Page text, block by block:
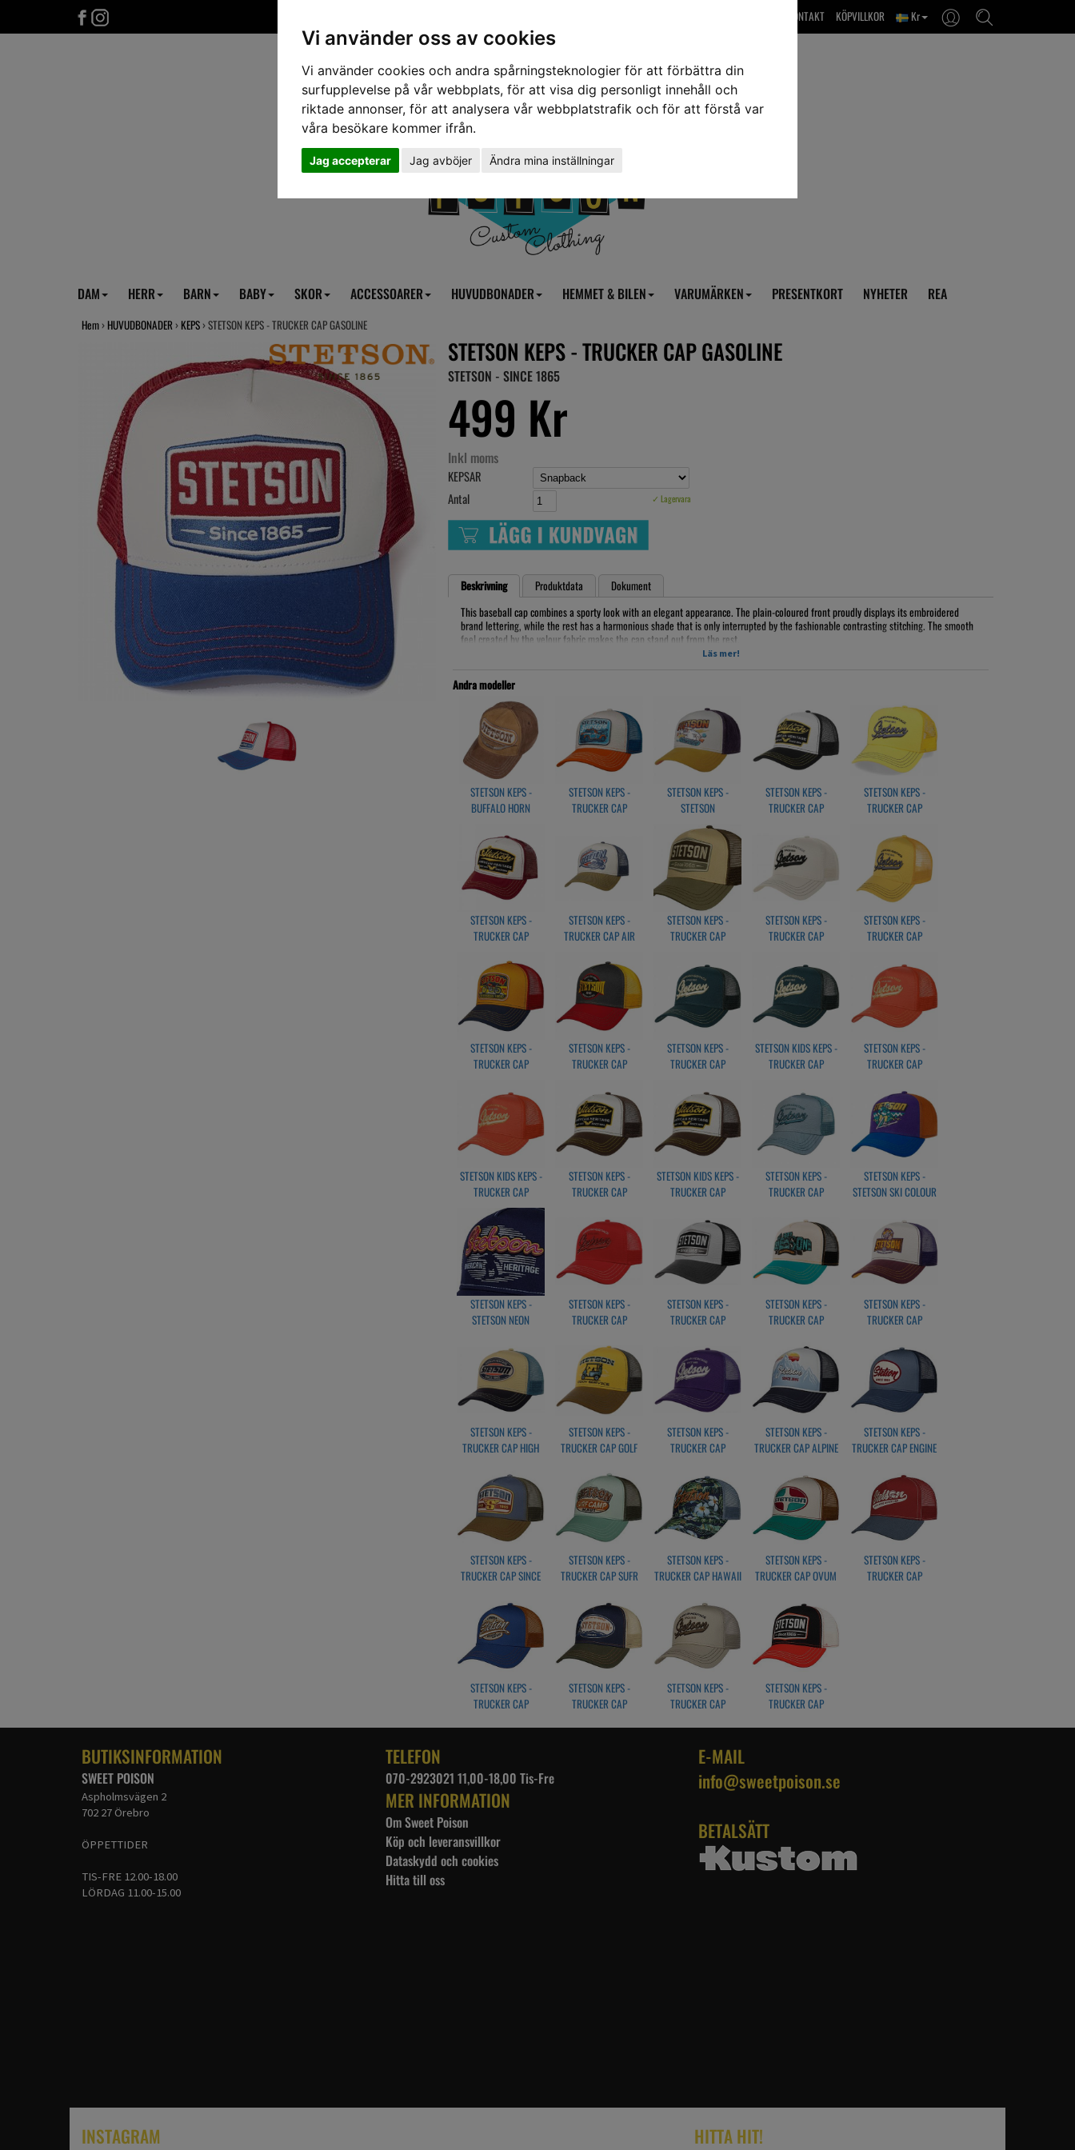
Vi använder oss av cookies
Vi använder cookies och andra spårningsteknologier för att förbättra din
surfupplevelse på vår webbplats, för att visa dig personligt innehåll och
riktade annonser, för att analysera vår webbplatstrafik och för att förstå var
våra besökare kommer ifrån.
Jag accepterar Jag avböjer Ändra mina inställningar
Kr
KÖPVILLKOR
OM OSS & KONTAKT
DAM HERR BARN BABY SKOR ACCESSOARER HUVUDBONADER HEMMET & BILEN VARUMÄRKEN PRESENTKORT NYHETER REA
Hem › HUVUDBONADER › KEPS › STETSON KEPS - TRUCKER CAP GASOLINE
STETSON KEPS - TRUCKER CAP GASOLINE
STETSON - SINCE 1865
499 Kr
Inkl moms
KEPSAR
Antal
✓ Lagervara
Beskrivning Produktdata
Dokument
This baseball cap combines a sporty look with an elegant appearance. The plain-coloured front proudly displays its embroidered
brand lettering, while the rest has a harmonious shade that is only interrupted by the fashionable contrasting stitching. The smooth
feel created by the velour fabric makes the cap stand out from the rest.
One size (approx. 56-59 cm)
Adjustable size
Material: 100% polyester
Length of visor: 7 cm
Height of crown: approx. 9 cm
Artikelnr: STKTG10
Läs mer!
Andra modeller
STETSON KEPS -
BUFFALO HORN
STETSON KEPS -
TRUCKER CAP
STETSON KEPS -
STETSON
SNOWBOARD
STETSON KEPS -
TRUCKER CAP
BLACK
STETSON KEPS -
TRUCKER CAP
CLASSIC GUL
STETSON KEPS -
TRUCKER CAP
RÖD
STETSON KEPS -
TRUCKER CAP AIR
STETSON KEPS -
TRUCKER CAP
STETSON KEPS -
TRUCKER CAP
CLASSIC VIT
STETSON KEPS -
TRUCKER CAP
CLASSIC ORANGE
STETSON KEPS -
TRUCKER CAP
STETSON KEPS -
TRUCKER CAP
WORLD
STETSON KEPS -
TRUCKER CAP
CLASSIC GRÖN
STETSON KIDS KEPS -
TRUCKER CAP
CLASSIC GRÖN
STETSON KEPS -
TRUCKER CAP
CLASSIC CORAL
STETSON KIDS KEPS -
TRUCKER CAP
AMERICAN HERITAGE
CLASSIC CORAL
STETSON KEPS -
TRUCKER CAP
BROWN/WHITE
STETSON KIDS KEPS -
TRUCKER CAP
BROWN/WHITE
STETSON KEPS -
TRUCKER CAP
CLASSIC BLÅ
STETSON KEPS -
STETSON SKI COLOUR
STETSON KEPS -
STETSON NEON
STETSON KEPS -
TRUCKER CAP
CLASSIC FIRE-RED
STETSON KEPS -
TRUCKER CAP
STETSON KEPS -
TRUCKER CAP
STETSON KEPS -
TRUCKER CAP
STETSON KEPS -
TRUCKER CAP HIGH
STETSON KEPS -
TRUCKER CAP GOLF
STETSON KEPS -
TRUCKER CAP
CLASSIC LILLA
STETSON KEPS -
TRUCKER CAP ALPINE
STETSON KEPS -
TRUCKER CAP ENGINE
STETSON KEPS -
TRUCKER CAP SINCE
STETSON KEPS -
TRUCKER CAP SUFR
STETSON KEPS -
TRUCKER CAP HAWAII
STETSON KEPS -
TRUCKER CAP OVUM
STETSON KEPS -
TRUCKER CAP
STETSON KEPS -
TRUCKER CAP
STETSON KEPS -
TRUCKER CAP
STETSON KEPS -
TRUCKER CAP
STETSON KEPS -
TRUCKER CAP
BUTIKSINFORMATION
SWEET POISON
Aspholmsvägen 2
702 27 Örebro
ÖPPETTIDER
TIS-FRE 12.00-18.00
LÖRDAG 11.00-15.00
TELEFON
070-2923021 11,00-18,00 Tis-Fre
MER INFORMATION
Om Sweet Poison
Köp och leveransvillkor
Dataskydd och cookies
Hitta till oss
E-MAIL
info@sweetpoison.se
BETALSÄTT
INSTAGRAM HITTA HIT!